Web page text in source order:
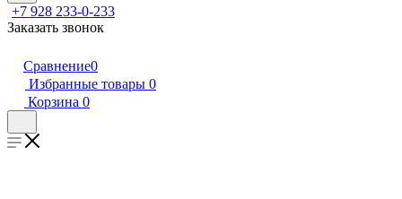
+7 928 233-0-233
Заказать звонок
Сравнение0
Избранные товары 0
Корзина 0